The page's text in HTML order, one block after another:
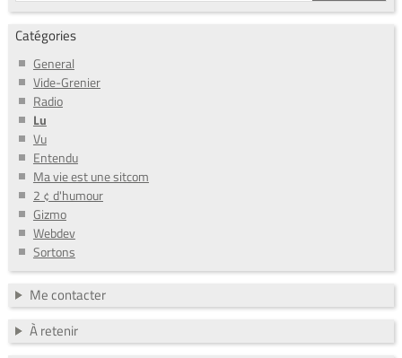
Catégories
General
Vide-Grenier
Radio
Lu
Vu
Entendu
Ma vie est une sitcom
2 ¢ d'humour
Gizmo
Webdev
Sortons
Me contacter
À retenir